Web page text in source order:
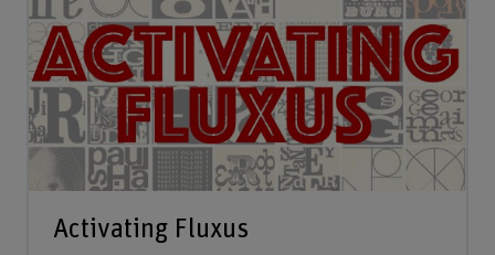
Activating Fluxus